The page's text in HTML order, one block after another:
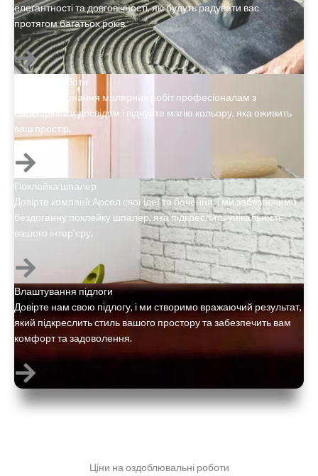
елегантності та довговічності, які будуть радувати вас
протягом багатьох років.
Малярні роботи
Довірте виконання малярних робіт професіоналам з
багаторічним досвідом і відчуйте магію кольору, яка оживить
ваш простір.
Поклейка шпалер
Довірте компанії Арсел свої ідеї та бачення, і ми забезпечимо
бездоганну поклейку шпалер, яка підкреслить унікальність
вашого інтер’єру.
Влаштування підлоги
Довірте нам свою підлогу, і ми створимо вражаючий результат,
який підкреслить стиль вашого простору та забезпечить вам
комфорт та задоволення.
Ціни на оздоблювальні роботи